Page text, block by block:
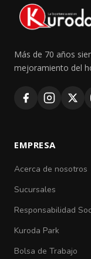
Más de 70 años
mejoramiento del
EMPRESA
Acerca de nosotros
Sucursales
Responsabilidad
Kuroda Park
Bolsa de Trabajo